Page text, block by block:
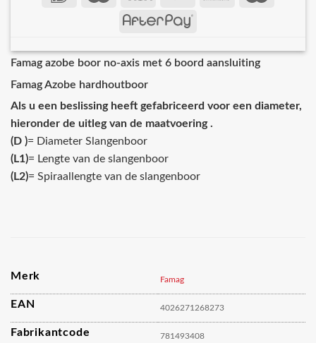
Famag azobe boor no-axis met 6 boord aansluiting
Famag Azobe hardhoutboor
Als u een beslissing heeft gefabriceerd voor een diameter,
hieronder de uitleg van de maatvoering .
(D )= Diameter Slangenboor
(L1)= Lengte van de slangenboor
(L2)= Spiraallengte van de slangenboor
Merk Famag
EAN 4026271268273
Fabrikantcode 781493408